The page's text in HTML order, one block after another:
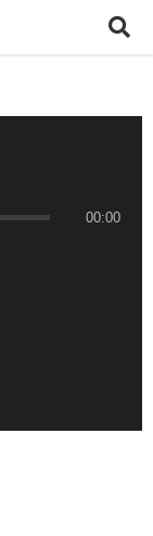
00:00